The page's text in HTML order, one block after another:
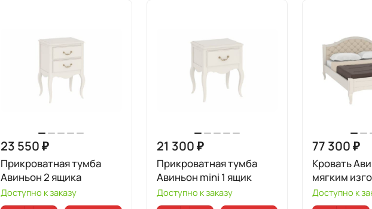
23 550 ₽
Прикроватная тумба
Авиньон 2 ящика
Доступно к заказу
21 300 ₽
Прикроватная тумба
Авиньон mini 1 ящик
Доступно к заказу
77 300 ₽
Кровать
мягким
Доступно к